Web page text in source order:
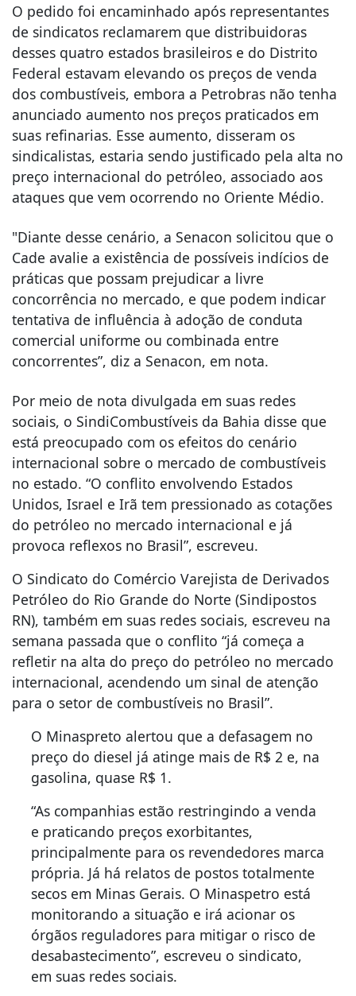
O pedido foi encaminhado após representantes
de sindicatos reclamarem que distribuidoras
desses quatro estados brasileiros e do Distrito
Federal estavam elevando os preços de venda
dos combustíveis, embora a Petrobras não tenha
anunciado aumento nos preços praticados em
suas refinarias. Esse aumento, disseram os
sindicalistas, estaria sendo justificado pela alta no
preço internacional do petróleo, associado aos
ataques que vem ocorrendo no Oriente Médio.
"Diante desse cenário, a Senacon solicitou que o
Cade avalie a existência de possíveis indícios de
práticas que possam prejudicar a livre
concorrência no mercado, e que podem indicar
tentativa de influência à adoção de conduta
comercial uniforme ou combinada entre
concorrentes”, diz a Senacon, em nota.
Por meio de nota divulgada em suas redes
sociais, o SindiCombustíveis da Bahia disse que
está preocupado com os efeitos do cenário
internacional sobre o mercado de combustíveis
no estado. “O conflito envolvendo Estados
Unidos, Israel e Irã tem pressionado as cotações
do petróleo no mercado internacional e já
provoca reflexos no Brasil”, escreveu.
O Sindicato do Comércio Varejista de Derivados
Petróleo do Rio Grande do Norte (Sindipostos
RN), também em suas redes sociais, escreveu na
semana passada que o conflito “já começa a
refletir na alta do preço do petróleo no mercado
internacional, acendendo um sinal de atenção
para o setor de combustíveis no Brasil”.
O Minaspreto alertou que a defasagem no
preço do diesel já atinge mais de R$ 2 e, na
gasolina, quase R$ 1.
“As companhias estão restringindo a venda
e praticando preços exorbitantes,
principalmente para os revendedores marca
própria. Já há relatos de postos totalmente
secos em Minas Gerais. O Minaspetro está
monitorando a situação e irá acionar os
órgãos reguladores para mitigar o risco de
desabastecimento”, escreveu o sindicato,
em suas redes sociais.